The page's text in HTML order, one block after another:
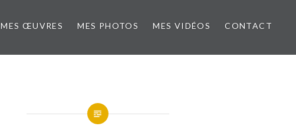
MES ŒUVRES MES PHOTOS MES VIDÉOS CONTACT